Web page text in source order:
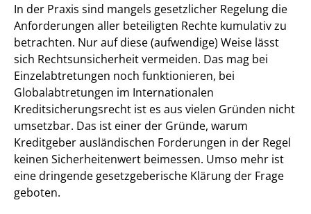
In der Praxis sind mangels gesetzlicher Regelung die
Anforderungen aller beteiligten Rechte kumulativ zu
betrachten. Nur auf diese (aufwendige) Weise lässt
sich Rechtsunsicherheit vermeiden. Das mag bei
Einzelabtretungen noch funktionieren, bei
Globalabtretungen im Internationalen
Kreditsicherungsrecht ist es aus vielen Gründen nicht
umsetzbar. Das ist einer der Gründe, warum
Kreditgeber ausländischen Forderungen in der Regel
keinen Sicherheitenwert beimessen. Umso mehr ist
eine dringende gesetzgeberische Klärung der Frage
geboten.